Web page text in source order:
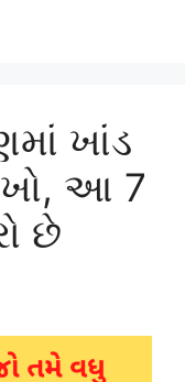
ખાંડ
આ 7
છે